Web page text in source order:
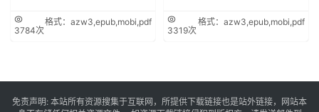
3784次
格式：azw3,epub,mobi,pdf
3319次
格式：azw3,epub,mobi,pdf
免责声明: 本站所有资源搜集于互联网，所提供下载链接也是站外链接，网站本